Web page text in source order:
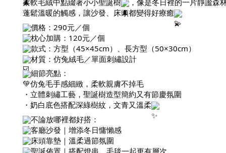
柔軟毛絨中點綴著小小聖誕樹
，像是冬日裡的一片靜謐森
蓬鬆溫暖的觸感，讓沙發、床頭都變得好療癒
價格：290元／個
枕心加購：120元／個
款式：方型（45×45cm）、長方型（50×30cm）
材質：仿兔絨毛／單面刺繡設計
細節亮點：
・仿兔毛手感細緻，柔軟親膚不掉毛
・立體刺繡工藝，聖誕樹造型簡約又有節慶氛圍
・奶白底色搭配深綠樹紋，文青又溫柔
不論放哪裡都好搭：
客廳沙發｜增添冬日慵懶感
床頭靠墊｜溫柔過節氛圍
聖誕佈置｜搭配燈串、毛毯一起更有層次